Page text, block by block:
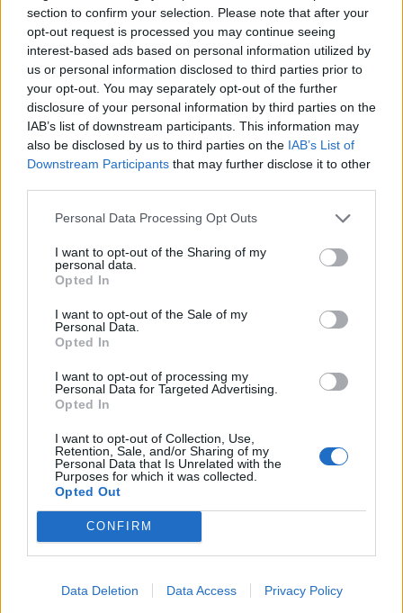
section to confirm your selection. Please note that after your
opt-out request is processed you may continue seeing
interest-based ads based on personal information utilized by
us or personal information disclosed to third parties prior to
your opt-out. You may separately opt-out of the further
disclosure of your personal information by third parties on the
IAB’s list of downstream participants. This information may
also be disclosed by us to third parties on the IAB’s List of
Downstream Participants that may further disclose it to other
Personal Data Processing Opt Outs
I want to opt-out of the Sharing of my
personal data.
Opted In
I want to opt-out of the Sale of my
Personal Data.
Opted In
I want to opt-out of processing my
Personal Data for Targeted Advertising.
Opted In
I want to opt-out of Collection, Use,
Retention, Sale, and/or Sharing of my
Personal Data that Is Unrelated with the
Purposes for which it was collected.
Opted Out
CONFIRM
Data Deletion Data Access Privacy Policy
Photo © Copyright Mondo3 srl
CONDIVIDI QUESTO ARTICOLO:
E-mail LinkedIn Facebook
X Mastodon Telegram
WhatsApp Stampa Altro
SMARTPHONE E NON SOLO: TECNOGAZZETTA